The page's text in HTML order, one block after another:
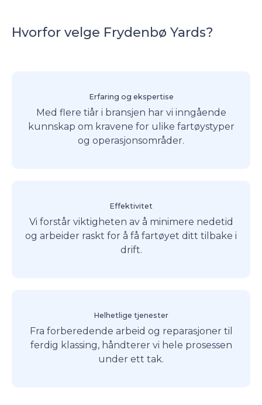
Hvorfor velge Frydenbø Yards?
Erfaring og ekspertise
Med flere tiår i bransjen har vi inngående
kunnskap om kravene for ulike fartøystyper
og operasjonsområder.
Effektivitet
Vi forstår viktigheten av å minimere nedetid
og arbeider raskt for å få fartøyet ditt tilbake i
drift.
Helhetlige tjenester
Fra forberedende arbeid og reparasjoner til
ferdig klassing, håndterer vi hele prosessen
under ett tak.